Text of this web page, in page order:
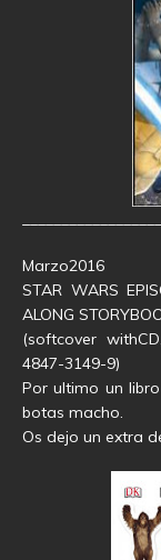
Marzo2016
STAR WARS
ALONG
(softcover
4847-3149-9)
Por ultimo un
botas macho.
Os dejo un extra